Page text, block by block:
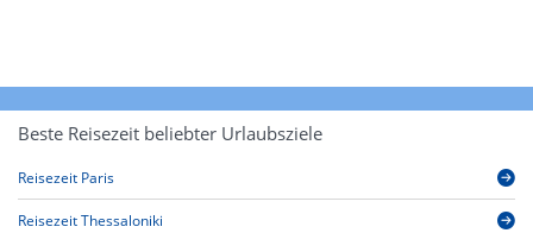
Beste Reisezeit beliebter Urlaubsziele
Reisezeit Paris
Reisezeit Thessaloniki